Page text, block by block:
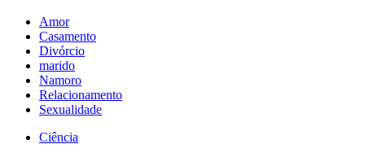
Amor
Casamento
Divórcio
marido
Namoro
Relacionamento
Sexualidade
Ciência